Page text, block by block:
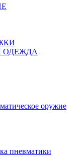
ОДЕЖДА
оружие
пневматики